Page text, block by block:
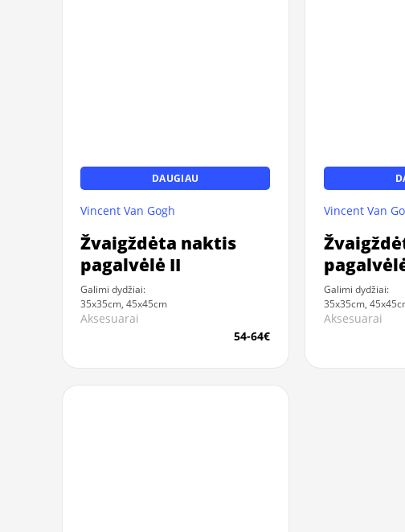
DAUGIAU
Vincent Van Gogh
Žvaigždėta naktis
pagalvėlė II
Galimi dydžiai:
35x35cm, 45x45cm
Aksesuarai
54-64€
Vincent Van
Galimi dydžiai:
35x35cm,
Aksesuarai